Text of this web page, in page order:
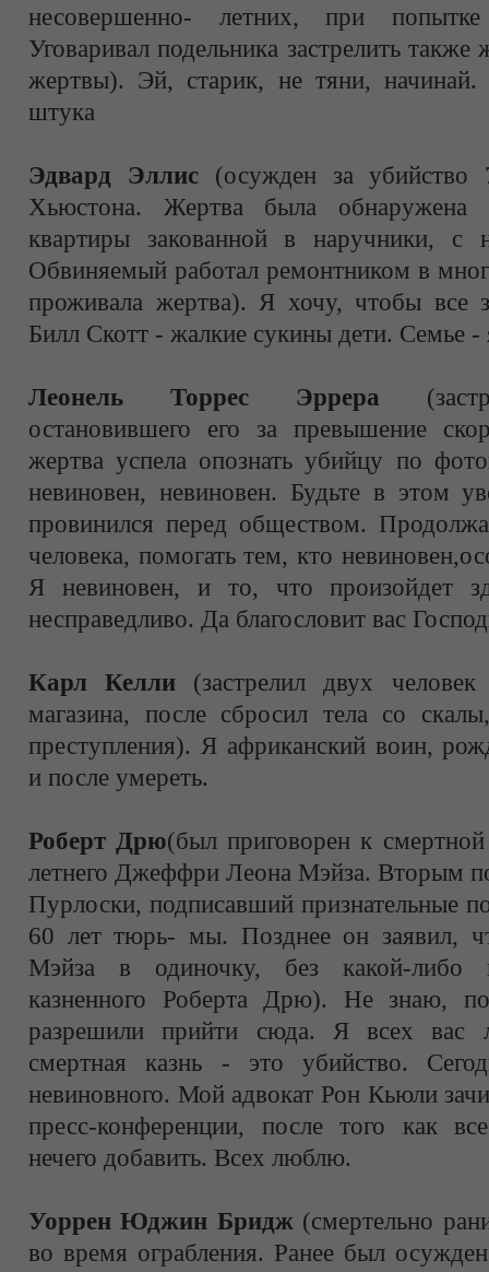
несовершенно- летних, при
Уговаривал подельника застрелить
жертвы). Эй, старик, не тяни,
штука
Эдвард Эллис(осужден за убийство
Хьюстона. Жертва была обнаружена
квартиры закованной в наручники, с
Обвиняемый работал ремонтником в
проживала жертва). Я хочу, чтобы все
Билл Скотт - жалкие сукины дети. Семье
Леонель Торрес Эррера
остановившего его за превышение
жертва успела опознать убийцу по
невиновен, невиновен. Будьте в этом
провинился перед обществом.
человека, помогать тем, кто
Я невиновен, и то, что произойдет
несправедливо. Да благословит вас
Карл Келли (застрелил двух
магазина, после сбросил тела со
преступления). Я африканский воин,
и после умереть.
Роберт Дрю(был приговорен к
летнего Джеффри Леона Мэйза. Вторым
Пурлоски, подписавший признательные
60 лет тюрь- мы. Позднее он заявил,
Мэйза в одиночку, без какой-
казненного Роберта Дрю). Не знаю,
разрешили прийти сюда. Я всех вас
смертная казнь - это убийство.
невиновного. Мой адвокат Рон Кьюли
пресс-конференции, после того как
нечего добавить. Всех люблю.
Уоррен Юджин Бридж (смертельно
во время ограбления. Ранее был